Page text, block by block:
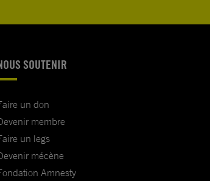
SOUTENIR
un don
membre
un legs
mécène
Amnesty